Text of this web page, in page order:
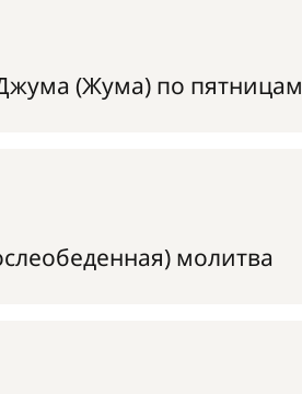
(Жума) по пятницам
молитва